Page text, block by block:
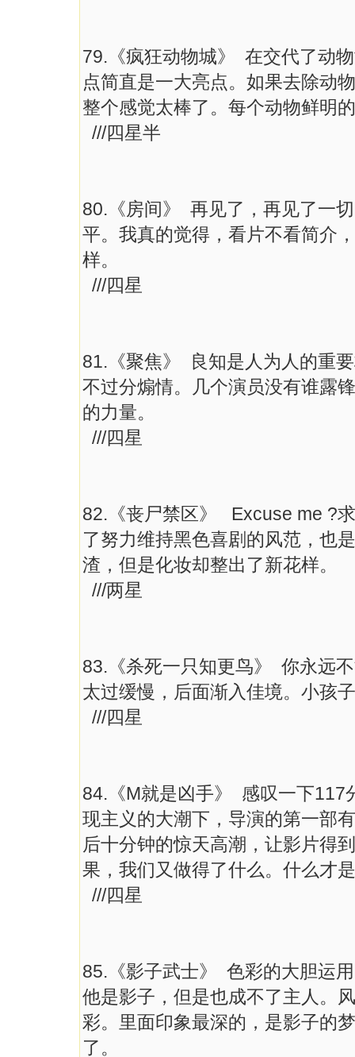
79.《疯狂动物城》 在交代了动
点简直是一大亮点。如果去除动
整个感觉太棒了。每个动物鲜明
///四星半
80.《房间》 再见了，再见了一
平。我真的觉得，看片不看简介
样。
///四星
81.《聚焦》 良知是人为人的重
不过分煽情。几个演员没有谁露
的力量。
///四星
82.《丧尸禁区》 Excuse me ?
了努力维持黑色喜剧的风范，也
渣，但是化妆却整出了新花样。
///两星
83.《杀死一只知更鸟》 你永远
太过缓慢，后面渐入佳境。小孩
///四星
84.《M就是凶手》 感叹一下117
现主义的大潮下，导演的第一部
后十分钟的惊天高潮，让影片得
果，我们又做得了什么。什么才
///四星
85.《影子武士》 色彩的大胆运
他是影子，但是也成不了主人。
彩。里面印象最深的，是影子的
了。